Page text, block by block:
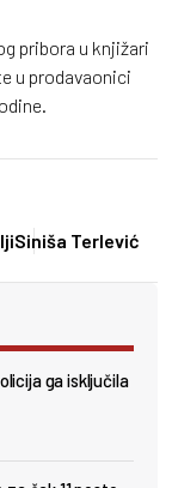
pribora u knjižari
u prodavaonici
Siniša Terlević
ga isključila